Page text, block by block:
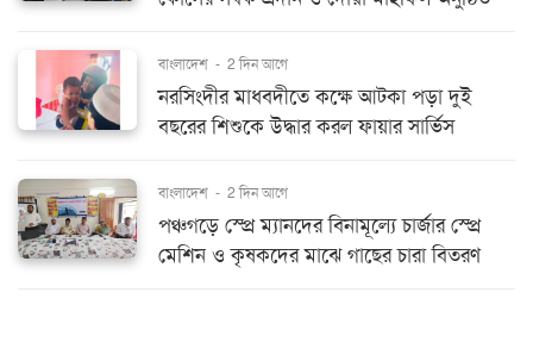
বাংলাদেশ - 2 দিন আগে
নরসিংদীর মাধবদীতে কক্ষে আটকা পড়া দুই
বছরের শিশুকে উদ্ধার করল ফায়ার সার্ভিস
বাংলাদেশ - 2 দিন আগে
পঞ্চগড়ে স্প্রে ম্যানদের বিনামূল্যে চার্জার স্প্রে
মেশিন ও কৃষকদের মাঝে গাছের চারা বিতরণ